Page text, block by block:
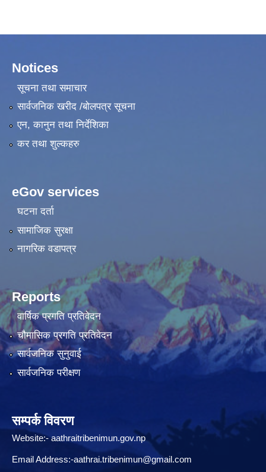
Notices
सूचना तथा समाचार
सार्वजनिक खरीद /बोलपत्र सूचना
एन, कानुन तथा निर्देशिका
कर तथा शुल्कहरु
eGov services
घटना दर्ता
सामाजिक सुरक्षा
नागरिक वडापत्र
Reports
वार्षिक प्रगति प्रतिवेदन
चौमासिक प्रगति प्रतिवेदन
सार्वजनिक सुनुवाई
सार्वजनिक परीक्षण
सम्पर्क विवरण
Website:-aathraitribenimun.gov.np
Email Address:-aathrai.tribenimun@gmail.com